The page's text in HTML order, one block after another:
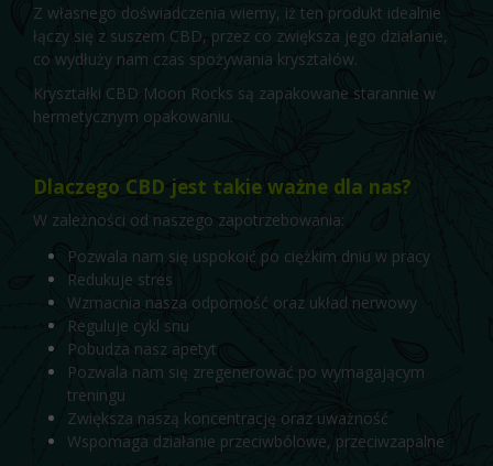
Z własnego doświadczenia wiemy, iż ten produkt idealnie
łączy się z suszem CBD, przez co zwiększa jego działanie,
co wydłuży nam czas spożywania kryształów.
Kryształki CBD Moon Rocks są zapakowane starannie w
hermetycznym opakowaniu.
Dlaczego CBD jest takie ważne dla nas?
W zależności od naszego zapotrzebowania:
Pozwala nam się uspokoić po ciężkim dniu w pracy
Redukuje stres
Wzmacnia nasza odporność oraz układ nerwowy
Reguluje cykl snu
Pobudza nasz apetyt
Pozwala nam się zregenerować po wymagającym
treningu
Zwiększa naszą koncentrację oraz uważność
Wspomaga działanie przeciwbólowe, przeciwzapalne